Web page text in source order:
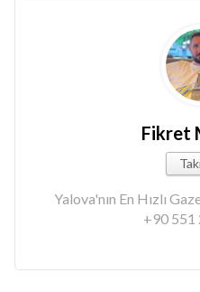
Fikret
Yalova'nın En Hızlı
+90 551